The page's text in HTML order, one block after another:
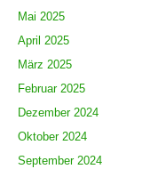
Mai 2025
April 2025
März 2025
Februar 2025
Dezember 2024
Oktober 2024
September 2024